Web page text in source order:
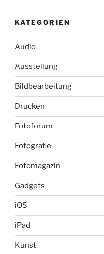
KATEGORIEN
Audio
Ausstellung
Bildbearbeitung
Drucken
Fotoforum
Fotografie
Fotomagazin
Gadgets
iOS
iPad
Kunst